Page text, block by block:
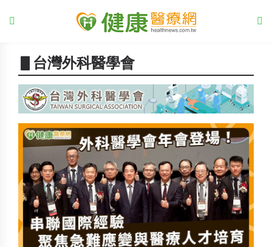
▋台灣外科醫學會